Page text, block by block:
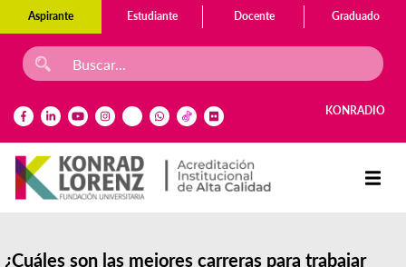
Aspirante Estudiante Docente Graduado
KONRADIO
¿Cuáles son las mejores carreras para trabajar